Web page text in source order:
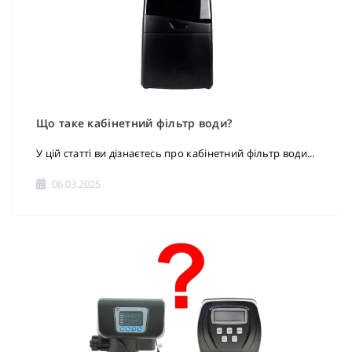
Що таке кабінетний фільтр води?
У цій статті ви дізнаєтесь про кабінетний фільтр води...
06.03.2025